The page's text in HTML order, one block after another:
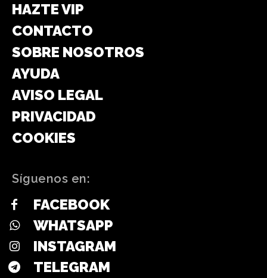
HAZTE VIP
CONTACTO
SOBRE NOSOTROS
AYUDA
AVISO LEGAL
PRIVACIDAD
COOKIES
Síguenos en:
FACEBOOK
WHATSAPP
INSTAGRAM
TELEGRAM